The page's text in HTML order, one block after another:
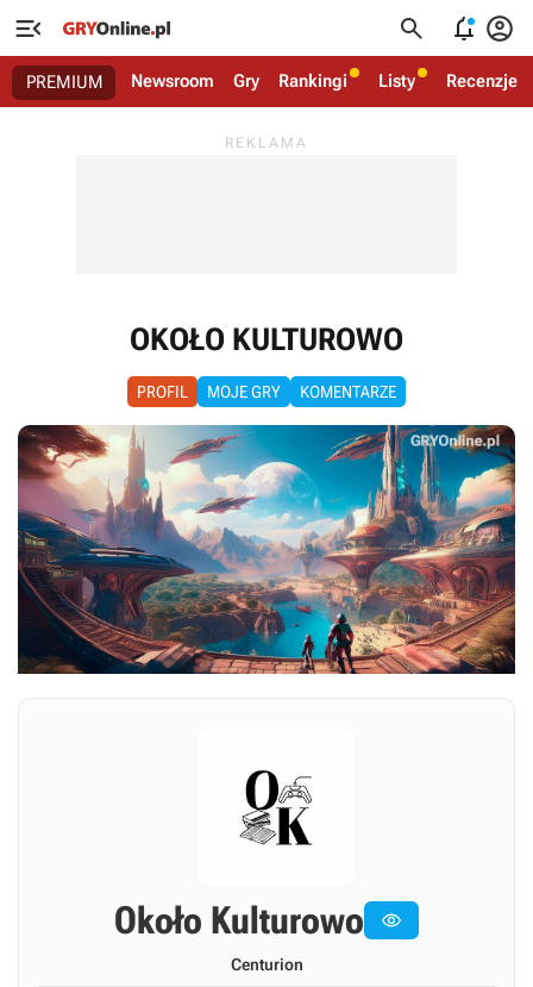
   
PREMIUM Newsroom Gry Rankingi Listy Recenzje
OKOŁO KULTUROWO
PROFIL MOJE GRY KOMENTARZE
Około Kulturowo 
Centurion